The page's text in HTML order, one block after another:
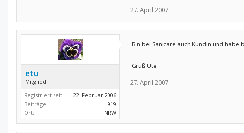
27. April 2007
etu
Mitglied
Registriert seit:
22. Februar 2006
Beiträge:
919
Ort:
NRW
Bin bei Sanicare auch Kundin und habe
Gruß Ute
27. April 2007